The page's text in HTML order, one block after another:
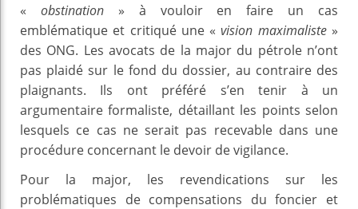
« obstination » à vouloir en faire un cas
emblématique et critiqué une «vision maximaliste»
des ONG. Les avocats de la major du pétrole n’ont
pas plaidé sur le fond du dossier, au contraire des
plaignants. Ils ont préféré s’en tenir à un
argumentaire formaliste, détaillant les points selon
lesquels ce cas ne serait pas recevable dans une
procédure concernant le devoir de vigilance.
Pour la major, les revendications sur les
problématiques de compensations du foncier et